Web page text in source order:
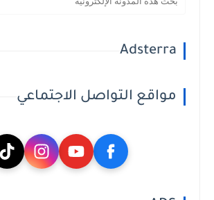
Adsterra
مواقع التواصل الاجتماعي